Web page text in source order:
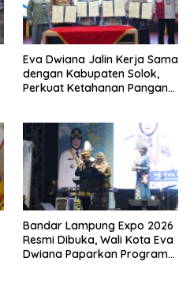
Eva Dwiana Jalin Kerja Sama
dengan Kabupaten Solok,
Perkuat Ketahanan Pangan
Bandar Lampung Expo 2026
Resmi Dibuka, Wali Kota Eva
Dwiana Paparkan Program